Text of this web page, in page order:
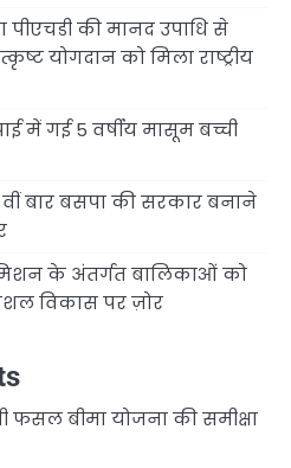
की मानद उपाधि से
योगदान को मिला राष्ट्रीय
में गई 5 वर्षीय मासूम बच्ची
बार बसपा की सरकार बनाने
के अंतर्गत बालिकाओं को
विकास पर ज़ोर
फसल बीमा योजना की समीक्षा